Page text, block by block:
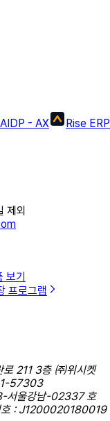
AIDP - AX Rise ERP
제외
보기
프로그램
로 211 3층 ㈜위시켓
57303
서울강남-02337 호
호 : J1200020180019